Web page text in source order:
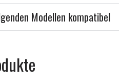
Modellen kompatibel